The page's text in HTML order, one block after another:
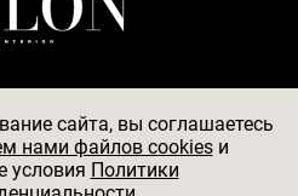
2026
сайта, вы соглашаетесь
нами файлов cookiesи
условия Политики